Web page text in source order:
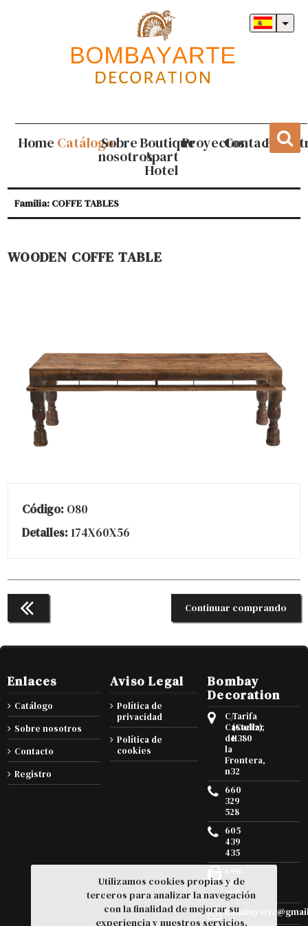
Home CatálogoSobre
nosotros
Boutique
Apart
Hotel
ProyectosContacto
Familia: COFFE TABLES
WOODEN COFFE TABLE
Código: O80
Detalles: 174X60X56
Continuar comprando
Enlaces
Catálogo
Sobre nosotros
Contacto
Registro
Aviso Legal
Política de
privacidad
Política de
cookies
Bombay
Decoration
C/
Castellar
de
la
Frontera,
n32
Tarifa
(Cadiz),
11380
660
329
528
605
439
435
105
295
Utilizamos cookies propias y de
terceros para analizar la navegación
con la finalidad de mejorar su
experiencia y nuestros servicios.